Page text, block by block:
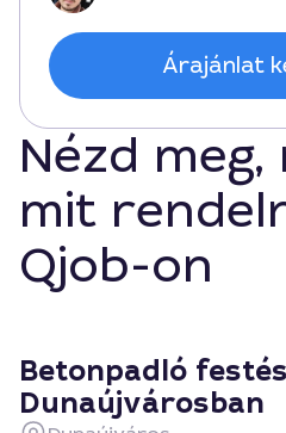
Árajánlat
Nézd
mit
Qjob-on
Betonpadló festés
Dunaújvárosban